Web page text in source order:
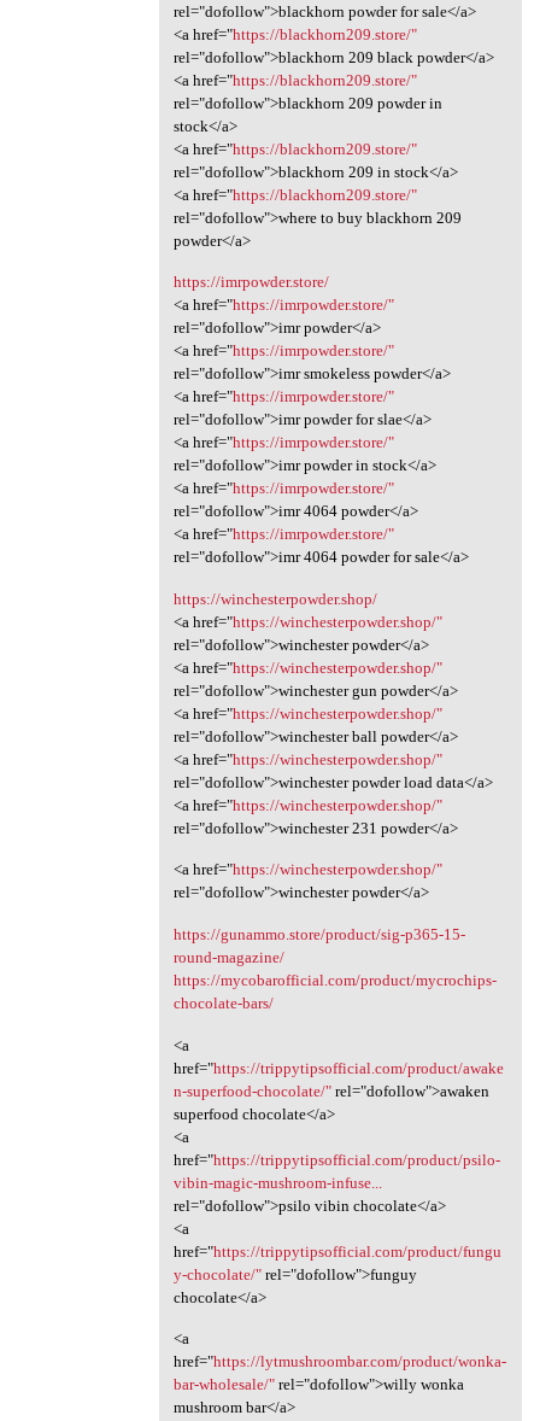
rel="dofollow">blackhorn powder for sale</a>
<a href="https://blackhorn209.store/"
rel="dofollow">blackhorn 209 black powder</a>
<a href="https://blackhorn209.store/"
rel="dofollow">blackhorn 209 powder in
stock</a>
<a href="https://blackhorn209.store/"
rel="dofollow">blackhorn 209 in stock</a>
<a href="https://blackhorn209.store/"
rel="dofollow">where to buy blackhorn 209
powder</a>
https://imrpowder.store/
<a href="https://imrpowder.store/"
rel="dofollow">imr powder</a>
<a href="https://imrpowder.store/"
rel="dofollow">imr smokeless powder</a>
<a href="https://imrpowder.store/"
rel="dofollow">imr powder for slae</a>
<a href="https://imrpowder.store/"
rel="dofollow">imr powder in stock</a>
<a href="https://imrpowder.store/"
rel="dofollow">imr 4064 powder</a>
<a href="https://imrpowder.store/"
rel="dofollow">imr 4064 powder for sale</a>
https://winchesterpowder.shop/
<a href="https://winchesterpowder.shop/"
rel="dofollow">winchester powder</a>
<a href="https://winchesterpowder.shop/"
rel="dofollow">winchester gun powder</a>
<a href="https://winchesterpowder.shop/"
rel="dofollow">winchester ball powder</a>
<a href="https://winchesterpowder.shop/"
rel="dofollow">winchester powder load data</a>
<a href="https://winchesterpowder.shop/"
rel="dofollow">winchester 231 powder</a>
<a href="https://winchesterpowder.shop/"
rel="dofollow">winchester powder</a>
https://gunammo.store/product/sig-p365-15-
round-magazine/
https://mycobarofficial.com/product/mycrochips-
chocolate-bars/
<a
href="https://trippytipsofficial.com/product/awake
n-superfood-chocolate/"rel="dofollow">awaken
superfood chocolate</a>
<a
href="https://trippytipsofficial.com/product/psilo-
vibin-magic-mushroom-infuse...
rel="dofollow">psilo vibin chocolate</a>
<a
href="https://trippytipsofficial.com/product/fungu
y-chocolate/"rel="dofollow">funguy
chocolate</a>
<a
href="https://lytmushroombar.com/product/wonka-
bar-wholesale/"rel="dofollow">willy wonka
mushroom bar</a>